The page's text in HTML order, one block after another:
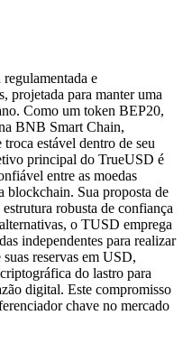
e
projetada para manter uma
Como um token BEP20,
BNB Smart Chain,
estável dentro de seu
principal do TrueUSD é
entre as moedas
blockchain. Sua proposta de
robusta de confiança
o TUSD emprega
independentes para realizar
reservas em USD,
do lastro para
digital. Este compromisso
chave no mercado